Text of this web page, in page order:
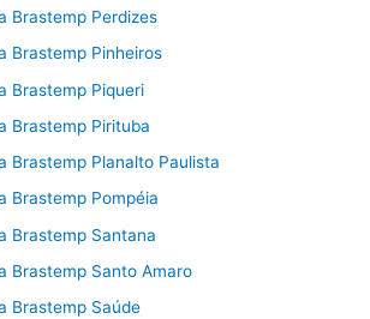
Brastemp Perdizes
Brastemp Pinheiros
Brastemp Piqueri
Brastemp Pirituba
Brastemp Planalto Paulista
Brastemp Pompéia
Brastemp Santana
Brastemp Santo Amaro
Brastemp Saúde